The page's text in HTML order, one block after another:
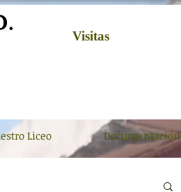
Visitas
Liceo Documentación